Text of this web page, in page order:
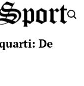
De